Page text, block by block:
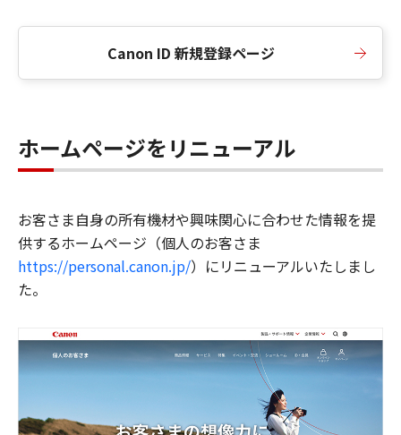
Canon ID 新規登録ページ
ホームページをリニューアル
お客さま自身の所有機材や興味関心に合わせた情報を提
供するホームページ（個人のお客さま
https://personal.canon.jp/）にリニューアルいたしまし
た。